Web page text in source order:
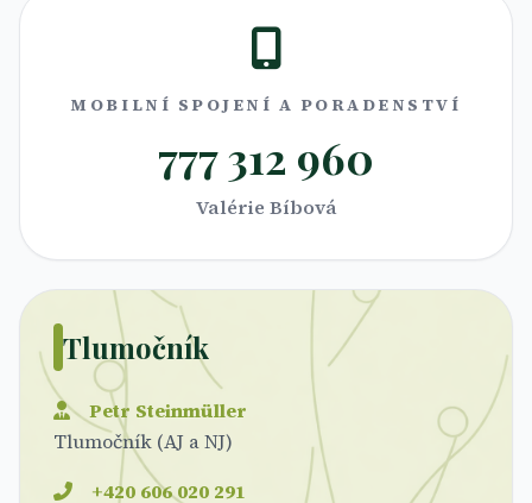
MOBILNÍ SPOJENÍ A PORADENSTVÍ
777 312 960
Valérie Bíbová
Tlumočník
Petr Steinmüller
Tlumočník (AJ a NJ)
+420 606 020 291